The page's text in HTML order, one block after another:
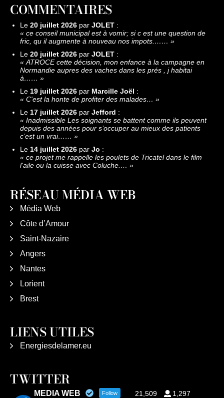
COMMENTAIRES
Le 20 juillet 2026 par JOLET :
« ce conseil municipal est à vomir; si c est une question de
fric, qu il augmente à nouveau nos impots.…… »
Le 20 juillet 2026 par JOLET :
« ATROCE cette décision, mon enfance à la campagne en
Normandie aupres des vaches dans les prés , j habitai
à…… »
Le 19 juillet 2026 par Marcille Joël :
« C'est la honte de profiter des malades… »
Le 17 juillet 2026 par Jefford :
« Inadmissible Les soignants se battent comme ils peuvent
depuis des années pour s’occuper au mieux des patients
c’est un vrai…… »
Le 14 juillet 2026 par Jo :
« ce projet me rappelle les poulets de Tricatel dans le film
l'aile ou la cuisse avec Coluche.… »
RÉSEAU MÉDIA WEB
Média Web
Côte d’Amour
Saint-Nazaire
Angers
Nantes
Lorient
Brest
LIENS UTILES
Energiesdelamer.eu
TWITTER
MEDIA WEB Follow 21,509 1,297